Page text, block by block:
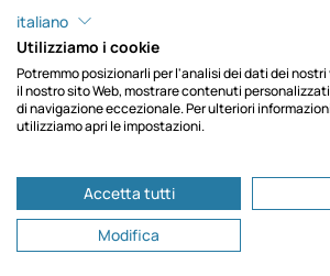
INFORMAZIONI
Copyright © MACH srl. C.F./P.IVA
machsrl@onlinepec.it - Via Fondovalle,
italiano
Utilizziamo i cookie
Potremmo posizionarli per l'analisi dei dati dei
il nostro sito Web, mostrare contenuti
di navigazione eccezionale. Per ulteriori
utilizziamo apri le impostazioni.
Accetta tutti
Modifica